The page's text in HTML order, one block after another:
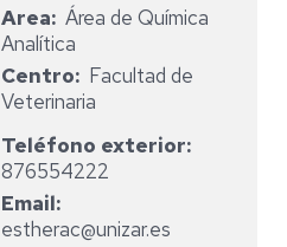
Area Área de Química
Analítica
Centro
Facultad de
Veterinaria
Teléfono exterior
876554222
Email
estherac@unizar.es